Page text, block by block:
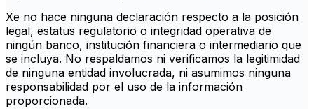
Xe no hace ninguna declaración respecto a la posición
legal, estatus regulatorio o integridad operativa de
ningún banco, institución financiera o intermediario que
se incluya. No respaldamos ni verificamos la legitimidad
de ninguna entidad involucrada, ni asumimos ninguna
responsabilidad por el uso de la información
proporcionada.